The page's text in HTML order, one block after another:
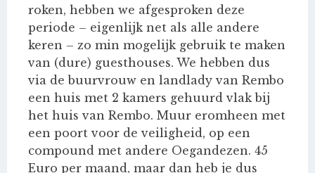
roken, hebben we afgesproken deze
periode – eigenlijk net als alle andere
keren – zo min mogelijk gebruik te maken
van (dure) guesthouses. We hebben dus
via de buurvrouw en landlady van Rembo
een huis met 2 kamers gehuurd vlak bij
het huis van Rembo. Muur eromheen met
een poort voor de veiligheid, op een
compound met andere Oegandezen. 45
Euro per maand, maar dan heb je dus